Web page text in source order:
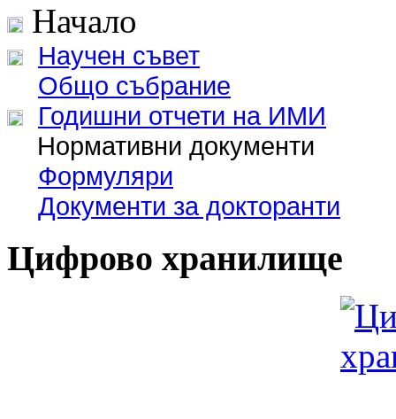
Начало
Научен съвет
Общо събрание
Годишни отчети на ИМИ
Нормативни документи
Формуляри
Документи за докторанти
Цифрово хранилище